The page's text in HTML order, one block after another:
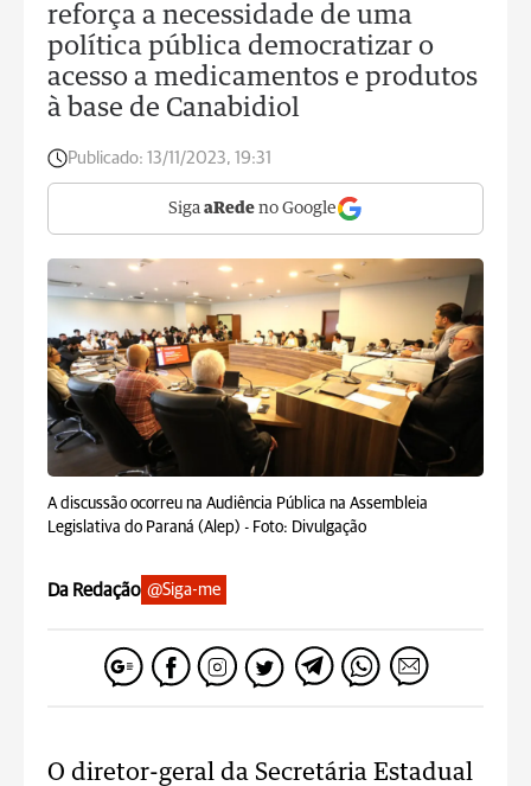
reforça a necessidade de uma
política pública democratizar o
acesso a medicamentos e produtos
à base de Canabidiol
Publicado: 13/11/2023, 19:31
Siga aRede no Google
A discussão ocorreu na Audiência Pública na Assembleia
Legislativa do Paraná (Alep) - Foto: Divulgação
Da Redação @Siga-me
O diretor-geral da Secretária Estadual